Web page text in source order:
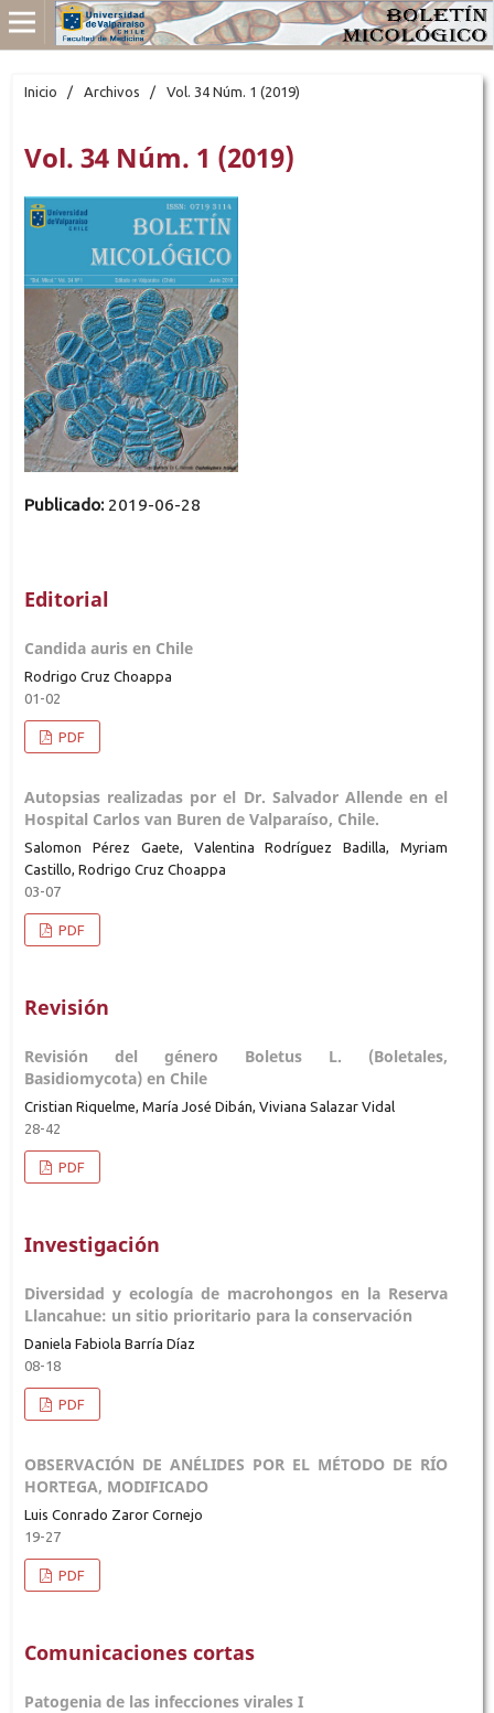
Inicio / Archivos / Vol. 34 Núm. 1 (2019)
Vol. 34 Núm. 1 (2019)
Publicado: 2019-06-28
Editorial
Candida auris en Chile
Rodrigo Cruz Choappa
01-02
PDF
Autopsias realizadas por el Dr. Salvador Allende en el
Hospital Carlos van Buren de Valparaíso, Chile.
Salomon Pérez Gaete, Valentina Rodríguez Badilla, Myriam
Castillo, Rodrigo Cruz Choappa
03-07
PDF
Revisión
Revisión del género Boletus L. (Boletales,
Basidiomycota) en Chile
Cristian Riquelme, María José Dibán, Viviana Salazar Vidal
28-42
PDF
Investigación
Diversidad y ecología de macrohongos en la Reserva
Llancahue: un sitio prioritario para la conservación
Daniela Fabiola Barría Díaz
08-18
PDF
OBSERVACIÓN DE ANÉLIDES POR EL MÉTODO DE RÍO
HORTEGA, MODIFICADO
Luis Conrado Zaror Cornejo
19-27
PDF
Comunicaciones cortas
Patogenia de las infecciones virales I